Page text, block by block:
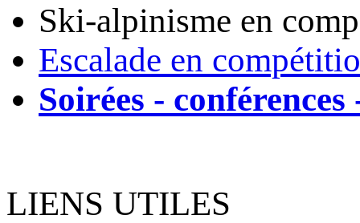
Ski-alpinisme en
Escalade en
Soirées - conférences
LIENS UTILES